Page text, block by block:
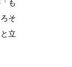
も
そ
立